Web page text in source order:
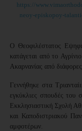
https://
neoy-episkopoy-
Ο Θεοφιλέστατος
κατάγεται από τo
Ακαρνανίας από διάφορες
Γεννήθηκε στα
εγκύκλιες σπουδές του
Εκκλησιαστική Σχολή
και Καποδιστριακού
αμφοτέρων.